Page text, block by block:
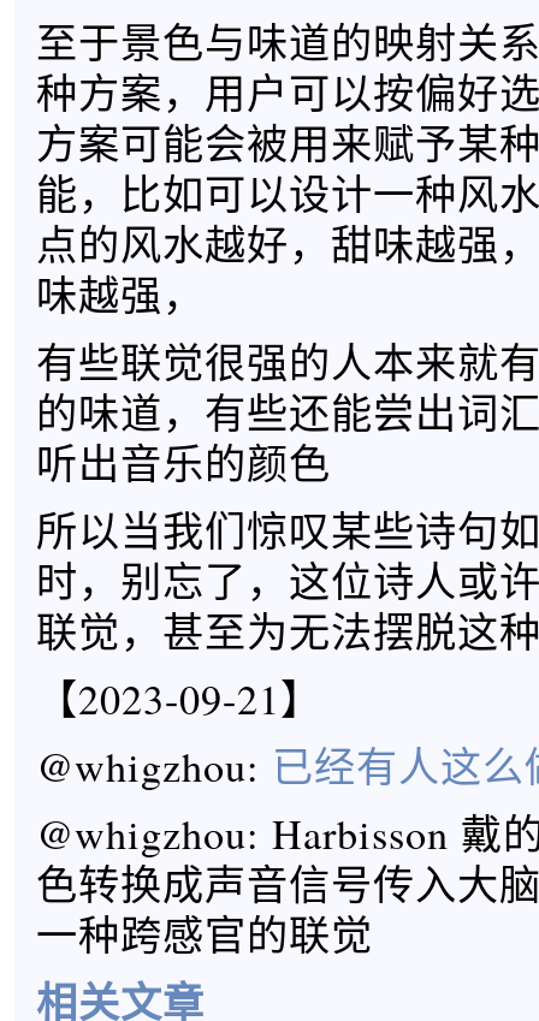
至于景色与味道的映射关
种方案，用户可以按偏好
方案可能会被用来赋予某
能，比如可以设计一种风
点的风水越好，甜味越强
味越强，
有些联觉很强的人本来就
的味道，有些还能尝出词
听出音乐的颜色
所以当我们惊叹某些诗句
时，别忘了，这位诗人或
联觉，甚至为无法摆脱这
【2023-09-21】
@whigzhou: 已经有人这么
@whigzhou: Harbisson 戴
色转换成声音信号传入大
一种跨感官的联觉
相关文章